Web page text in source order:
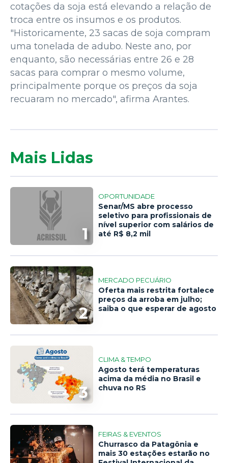
cotações da soja está elevando a relação de
troca entre os insumos e os produtos.
"Historicamente, 23 sacas de soja compram
uma tonelada de adubo. Neste ano, por
enquanto, são necessárias entre 26 e 28
sacas para comprar o mesmo volume,
principalmente porque os preços da soja
recuaram no mercado", afirma Arantes.
Mais Lidas
1
OPORTUNIDADE
Senar/MS abre processo
seletivo para profissionais de
nível superior com salários de
até R$ 8,2 mil
2
MERCADO PECUÁRIO
Oferta mais restrita fortalece
preços da arroba em julho;
saiba o que esperar de agosto
3
CLIMA & TEMPO
Agosto terá temperaturas
acima da média no Brasil e
chuva no RS
FEIRAS & EVENTOS
Churrasco da Patagônia e
mais 30 estações estarão no